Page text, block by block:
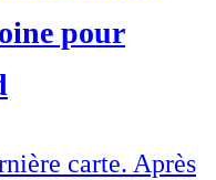
pour
carte. Après